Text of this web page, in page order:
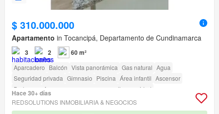
$ 310.000.000
Apartamento in Tocancipá, Departamento de Cundinamarca
3 2 60 m²
Aparcadero Balcón Vista panorámica Gas natural Agua
Seguridad privada Gimnasio Piscina Área infantil Ascensor
Barbecue
Acceso para personas con discapacidad
Hace 30+ días
REDSOLUTIONS INMOBILIARIA & NEGOCIOS